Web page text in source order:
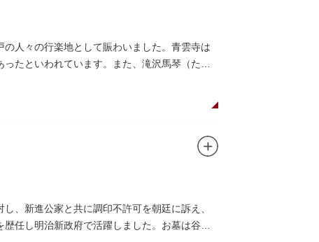
人々の行楽地として賑わいました。青雲寺は
たといわれています。また、滝沢馬琴（たき
、新進公家と共に調印不許可を朝廷に訴え、
任し明治新政府で活躍しました。お墓は谷中